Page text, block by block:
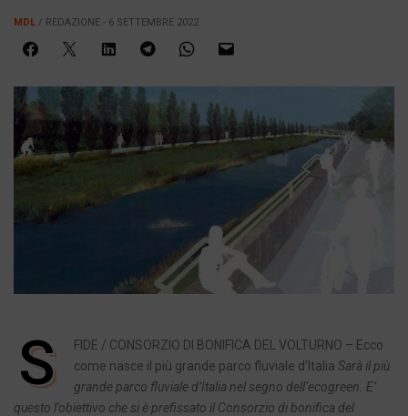
MDL / REDAZIONE - 6 SETTEMBRE 2022
S
FIDE / CONSORZIO DI BONIFICA DEL VOLTURNO – Ecco
come nasce il più grande parco fluviale d’Italia Sarà il più
grande parco fluviale d’Italia nel segno dell’ecogreen. E’
questo l’obiettivo che si è prefissato il Consorzio di bonifica del